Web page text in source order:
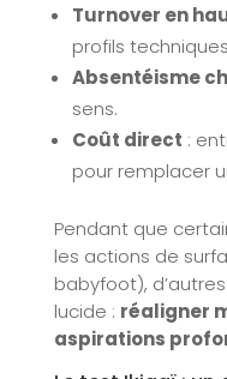
Turnover en
profils
Absentéisme
sens.
Coût direct :
pour remplacer
Pendant que
les actions de
babyfoot),
lucide : réaligner
aspirations